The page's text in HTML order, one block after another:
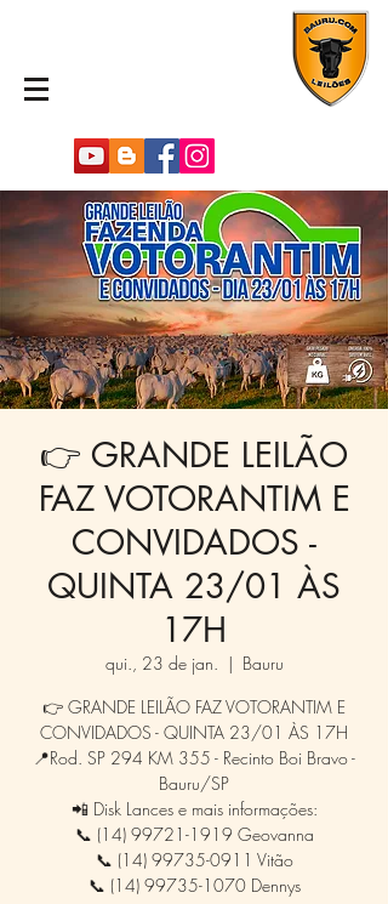
👉 GRANDE LEILÃO
FAZ VOTORANTIM E
CONVIDADOS -
QUINTA 23/01 ÀS
17H
qui., 23 de jan.
  |
Bauru
👉 GRANDE LEILÃO FAZ VOTORANTIM E
CONVIDADOS - QUINTA 23/01 ÀS 17H
📍Rod. SP 294 KM 355 - Recinto Boi Bravo -
Bauru/SP
📲 Disk Lances e mais informações:
📞 (14) 99721-1919 Geovanna
📞 (14) 99735-0911 Vitão
📞 (14) 99735-1070 Dennys